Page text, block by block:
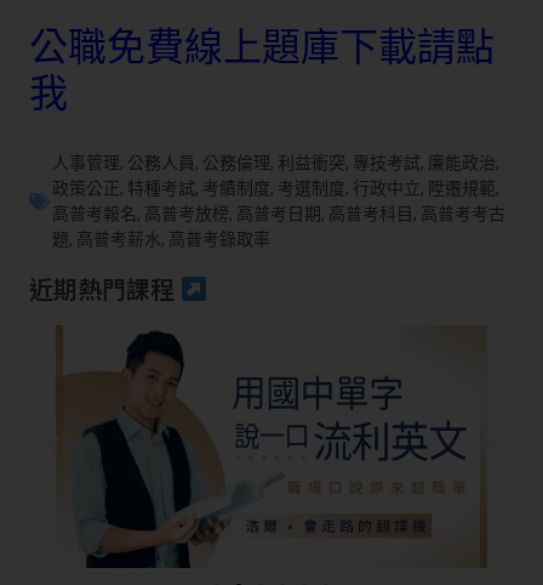
公職免費線上題庫下載請點
我
人事管理, 公務人員, 公務倫理, 利益衝突, 專技考試, 廉能政治,
政策公正, 特種考試, 考績制度, 考選制度, 行政中立, 陞遷規範,
高普考報名, 高普考放榜, 高普考日期, 高普考科目 , 高普考考古
題, 高普考薪水, 高普考錄取率
近期熱門課程